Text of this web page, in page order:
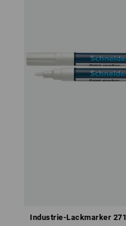
Industrie-Lackmarker 271